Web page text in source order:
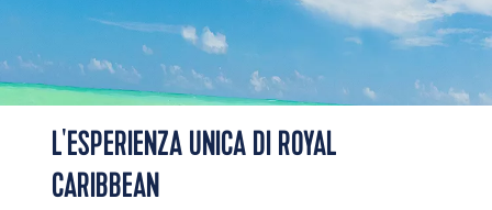
L'ESPERIENZA UNICA DI ROYAL
CARIBBEAN